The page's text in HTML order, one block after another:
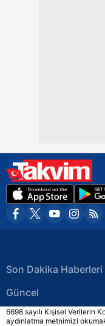
Son Dakika Haberleri
Güncel
Ekonomi Haberleri
6698 sayılı Kişisel Verilerin
aydınlatma metnimizi